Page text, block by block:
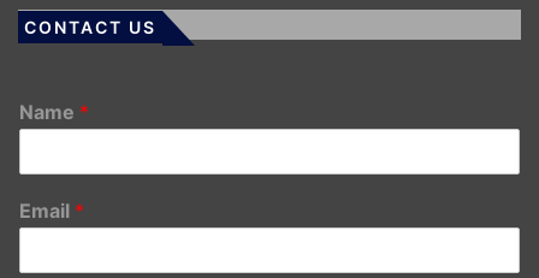
CONTACT US
Name *
Email *